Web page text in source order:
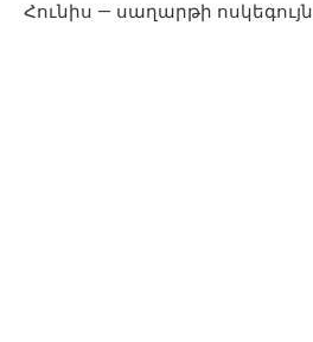
Հունիս — սաղարթի ոսկեգույն